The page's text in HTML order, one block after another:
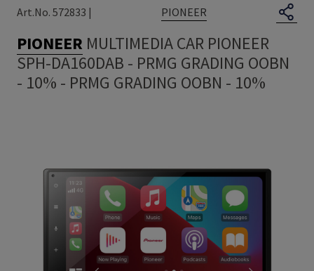
Art.No. 572833 |
PIONEER
PIONEER MULTIMEDIA CAR PIONEER
SPH-DA160DAB - PRMG GRADING OOBN
- 10% - PRMG GRADING OOBN - 10%